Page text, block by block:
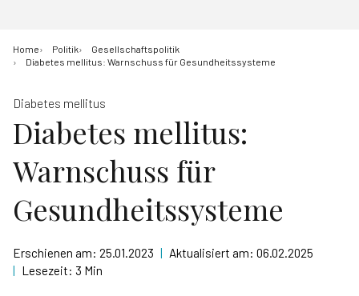
Home Politik
Gesellschaftspolitik
Diabetes mellitus: Warnschuss für Gesundheitssysteme
Diabetes mellitus
Diabetes mellitus:
Warnschuss für
Gesundheitssysteme
Erschienen am: 25.01.2023 | Aktualisiert am: 06.02.2025
| Lesezeit: 3 Min